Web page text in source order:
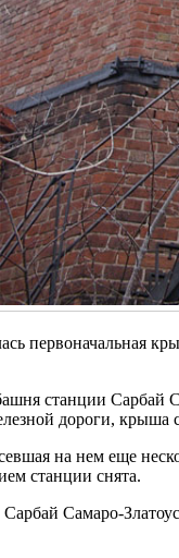
первоначальная
на нем еще
станции снята.